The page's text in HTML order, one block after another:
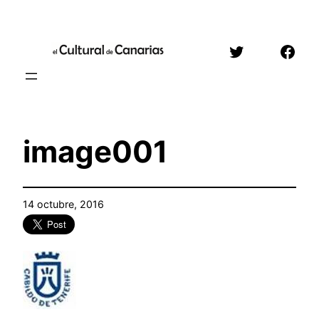
contenido
Twitter
image001
14 octubre, 2016